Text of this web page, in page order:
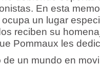
En esta
un lugar
reciben su
Pommaux les
de un mundo en